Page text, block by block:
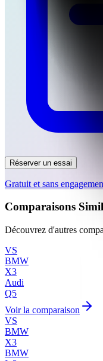
Réserver un essai
Gratuit et sans
Comparaisons
Découvrez d'autres
VS
BMW
X3
Audi
Q5
Voir la comparaison
VS
BMW
X3
BMW